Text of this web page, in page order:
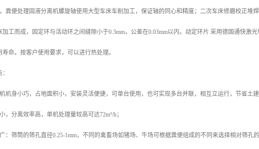
粪便处理固液分离机螺旋轴使用大型车床车削加工，保证轴的同心和精度；二次车床修磨校正堆
加工而成，固定环与活动环之间缝隙小于0.3mm，公差在0.03mm以内。动定环片 采用德国通快激
命。按客户使用要求，可以进行热处理。
机身小巧，占地面积小，安装灵活便捷，可单台使用，也可实现多台并联，相互立运行，节省土建
，分离效率高，单机处理量较高可达72m³/h；
：筛筒的筛孔直径0.25-1mm，不同的禽畜场如猪场、牛场可根据粪便组成的不同来选择相对筛孔的